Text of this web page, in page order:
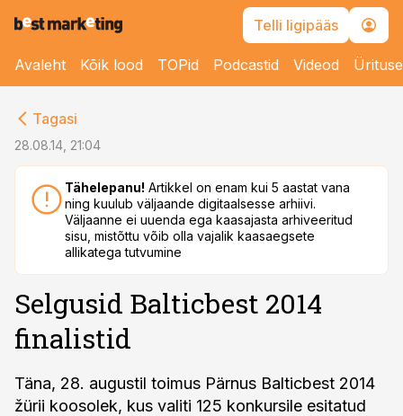
Telli ligipääs
Avaleht Kõik lood TOPid Podcastid Videod
Tagasi
28.08.14, 21:04
Tähelepanu! Artikkel on enam kui 5 aastat vana
ning kuulub väljaande digitaalsesse arhiivi.
Väljaanne ei uuenda ega kaasajasta arhiveeritud
sisu, mistõttu võib olla vajalik kaasaegsete
allikatega tutvumine
Selgusid Balticbest 2014
finalistid
Täna, 28. augustil toimus Pärnus Balticbest 2014
žürii koosolek, kus valiti 125 konkursile esitatud